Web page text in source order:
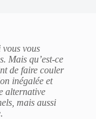
vous vous
Mais qu’est-ce
de faire couler
inégalée et
alternative
mais aussi